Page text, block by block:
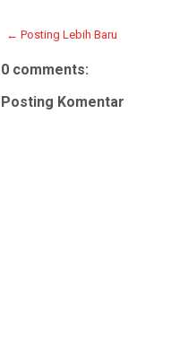
← Posting Lebih Baru
0 comments:
Posting Komentar